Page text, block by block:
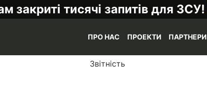
закриті тисячі запитів для ЗСУ!
ПРО НАС ПРОЕКТИ ПАРТНЕРИ
Звітність